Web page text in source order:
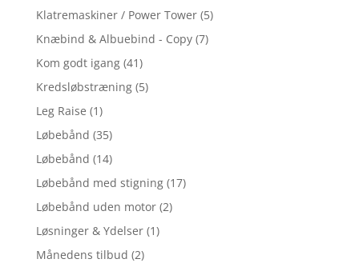
Klatremaskiner / Power Tower (5)
Knæbind & Albuebind - Copy (7)
Kom godt igang (41)
Kredsløbstræning (5)
Leg Raise (1)
Løbebånd (35)
Løbebånd (14)
Løbebånd med stigning (17)
Løbebånd uden motor (2)
Løsninger & Ydelser (1)
Månedens tilbud (2)